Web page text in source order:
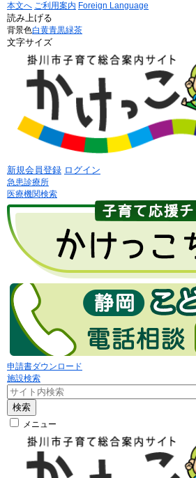
本文へ ご利用案内 Foreign Language
読み上げる
背景色白黄青黒緑茶
文字サイズ
新規会員登録 ログイン
急患診療所
医療機関検索
申請書ダウンロード
施設検索
検索
メニュー